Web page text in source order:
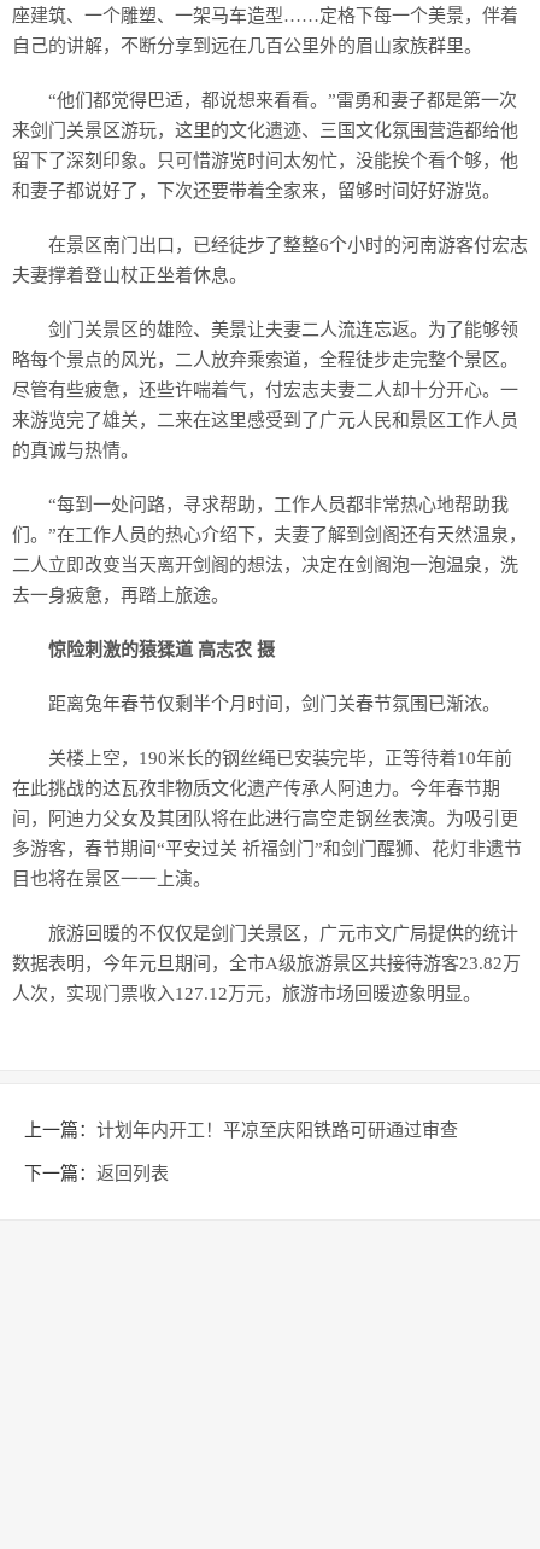
座建筑、一个雕塑、一架马车造型……定格下每一个美景，伴着
自己的讲解，不断分享到远在几百公里外的眉山家族群里。
“他们都觉得巴适，都说想来看看。”雷勇和妻子都是第一次
来剑门关景区游玩，这里的文化遗迹、三国文化氛围营造都给他
留下了深刻印象。只可惜游览时间太匆忙，没能挨个看个够，他
和妻子都说好了，下次还要带着全家来，留够时间好好游览。
在景区南门出口，已经徒步了整整6个小时的河南游客付宏志
夫妻撑着登山杖正坐着休息。
剑门关景区的雄险、美景让夫妻二人流连忘返。为了能够领
略每个景点的风光，二人放弃乘索道，全程徒步走完整个景区。
尽管有些疲惫，还些许喘着气，付宏志夫妻二人却十分开心。一
来游览完了雄关，二来在这里感受到了广元人民和景区工作人员
的真诚与热情。
“每到一处问路，寻求帮助，工作人员都非常热心地帮助我
们。”在工作人员的热心介绍下，夫妻了解到剑阁还有天然温泉，
二人立即改变当天离开剑阁的想法，决定在剑阁泡一泡温泉，洗
去一身疲惫，再踏上旅途。
惊险刺激的猿猱道 高志农 摄
距离兔年春节仅剩半个月时间，剑门关春节氛围已渐浓。
关楼上空，190米长的钢丝绳已安装完毕，正等待着10年前
在此挑战的达瓦孜非物质文化遗产传承人阿迪力。今年春节期
间，阿迪力父女及其团队将在此进行高空走钢丝表演。为吸引更
多游客，春节期间“平安过关 祈福剑门”和剑门醒狮、花灯非遗节
目也将在景区一一上演。
旅游回暖的不仅仅是剑门关景区，广元市文广局提供的统计
数据表明，今年元旦期间，全市A级旅游景区共接待游客23.82万
人次，实现门票收入127.12万元，旅游市场回暖迹象明显。
上一篇： 计划年内开工！平凉至庆阳铁路可研通过审查
下一篇： 返回列表